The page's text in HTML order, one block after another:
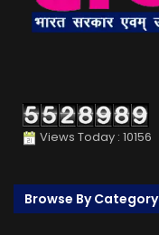
Views Today : 10156
Browse By Category